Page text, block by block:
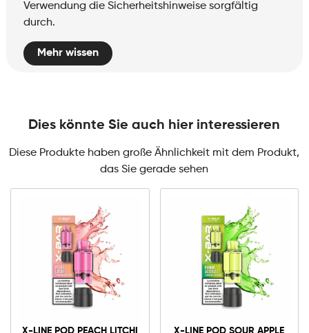
Verwendung die Sicherheitshinweise sorgfältig
durch.
Mehr wissen
Dies könnte Sie auch hier interessieren
Diese Produkte haben große Ähnlichkeit mit dem Produkt,
das Sie gerade sehen
X-LINE POD PEACH LITCHI
10mg 20mg
X-
Line
X-LINE POD SOUR APPLE